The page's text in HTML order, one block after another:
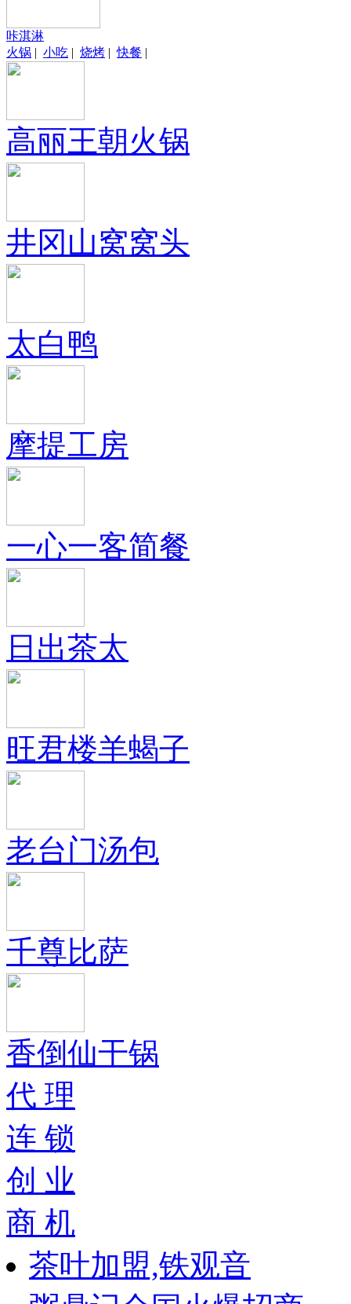
咔淇淋
火锅 | 小吃 | 烧烤 |快餐 |
高丽王朝火锅
井冈山窝窝头
太白鸭
摩提工房
一心一客简餐
日出茶太
旺君楼羊蝎子
老台门汤包
千尊比萨
香倒仙干锅
代 理
连 锁
创 业
商 机
茶叶加盟,铁观音